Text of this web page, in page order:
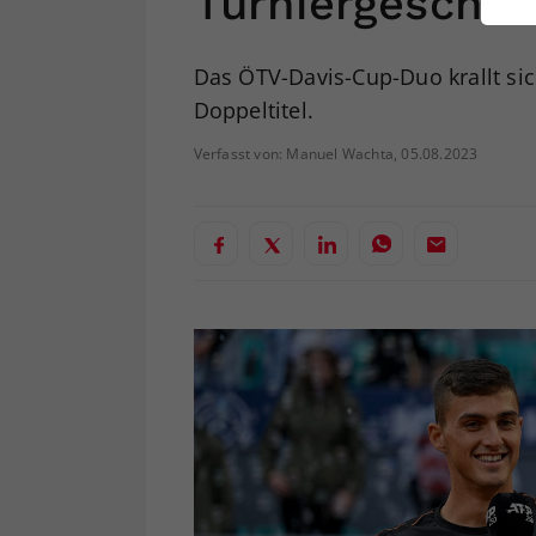
Das ÖTV-Davis-Cup-Duo krallt
Doppeltitel.
Verfasst von: Manuel Wachta, 05.08.2023